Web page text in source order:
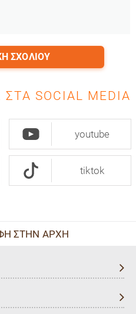
ΣΧΟΛΊΟΥ
SOCIAL MEDIA
youtube
tiktok
ΣΤΗΝ ΑΡΧΗ